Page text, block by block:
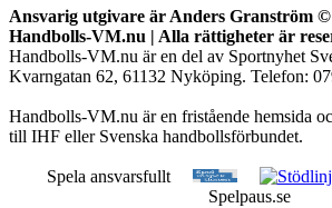
Ansvarig utgivare är Anders Granström ©
Handbolls-VM.nu | Alla rättigheter är
Handbolls-VM.nu är en del av Sportnyhet
Kvarngatan 62, 61132 Nyköping. Telefon:
Handbolls-VM.nu är en fristående hemsida
till IHF eller Svenska handbollsförbundet.
Spela ansvarsfullt
Spelpaus.se